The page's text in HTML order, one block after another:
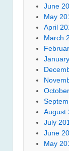
June
May
April
March
August
July
June
May